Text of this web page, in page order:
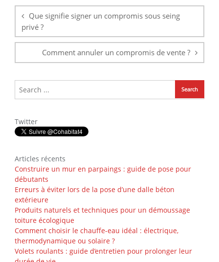
de
l’articleQue signifie signer un compromis sous seing
privé ?
Comment annuler un compromis de vente ?
Twitter
Articles récents
Construire un mur en parpaings : guide de pose pour
débutants
Erreurs à éviter lors de la pose d’une dalle béton
extérieure
Produits naturels et techniques pour un démoussage
toiture écologique
Comment choisir le chauffe-eau idéal : électrique,
thermodynamique ou solaire ?
Volets roulants : guide d’entretien pour prolonger leur